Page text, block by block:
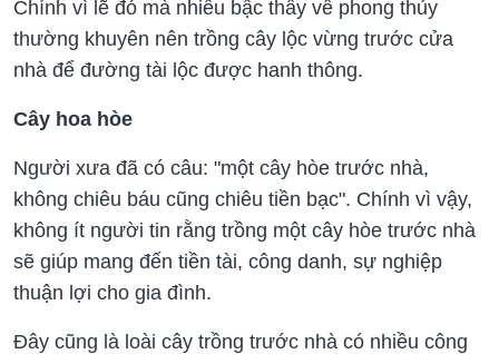
Chính vì lẽ đó mà nhiều bậc thầy về phong thủy
thường khuyên nên trồng cây lộc vừng trước cửa
nhà để đường tài lộc được hanh thông.
Cây hoa hòe
Người xưa đã có câu: "một cây hòe trước nhà,
không chiêu báu cũng chiêu tiền bạc". Chính vì vậy,
không ít người tin rằng trồng một cây hòe trước nhà
sẽ giúp mang đến tiền tài, công danh, sự nghiệp
thuận lợi cho gia đình.
Đây cũng là loài cây trồng trước nhà có nhiều công